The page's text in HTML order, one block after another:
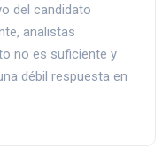
del candidato
analistas
no es suficiente y
débil respuesta en